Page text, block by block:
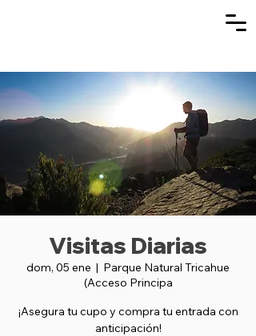
Visitas Diarias
dom, 05 ene
  |
Parque Natural Tricahue
(Acceso Principa
¡Asegura tu cupo y compra tu entrada con
anticipación!